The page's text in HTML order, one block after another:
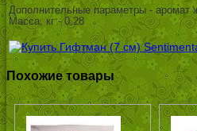
Дополнительные параметры - аромат
Масса, кг - 0.28
Похожие товары